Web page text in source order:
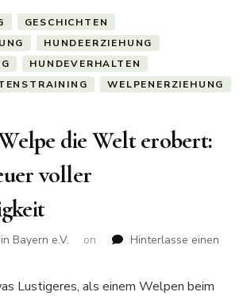
GESCHICHTEN
HUNDEERZIEHUNG
HUNDEVERHALTEN
WELPENERZIEHUNG
die Welt erobert:
voller
Bayern e.V. on
Hinterlasse einen
Lustigeres, als einem Welpen beim